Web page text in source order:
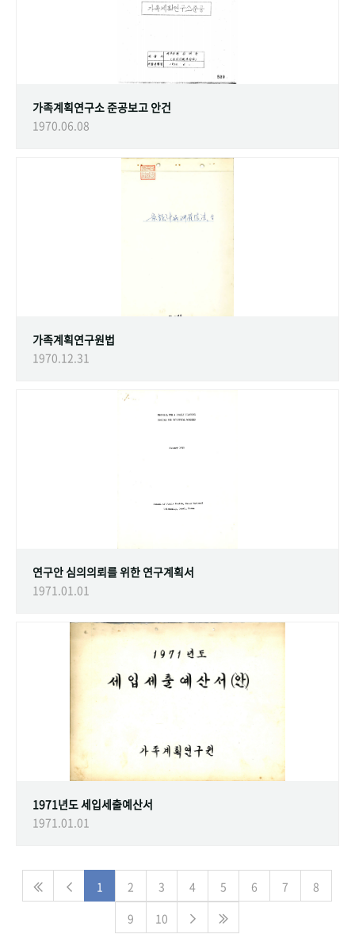
가족계획연구소 준공보고 안건
1970.06.08
가족계획연구원법
1970.12.31
연구안 심의의뢰를 위한 연구계획서
1971.01.01
1971년도 세입세출예산서
1971.01.01
1 2 3 4 5 6 7
8
9
10